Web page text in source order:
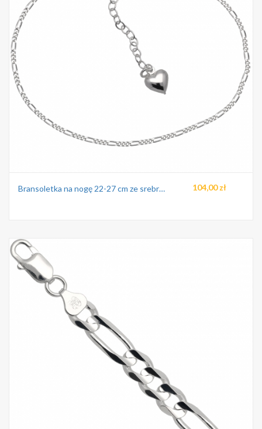
Bransoletka na nogę 22-27 cm ze srebra pr.925 104,00 zł